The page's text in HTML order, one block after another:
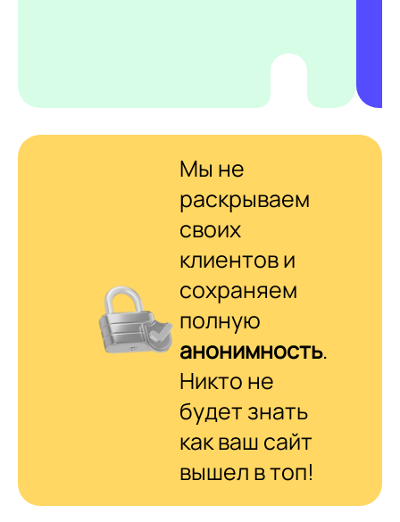
Мы не
раскрываем
своих
клиентов и
сохраняем
полную
анонимность.
Никто не
будет знать
как ваш сайт
вышел в топ!